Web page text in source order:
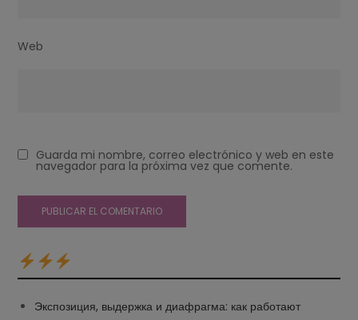
Web
Guarda mi nombre, correo electrónico y web en este
navegador para la próxima vez que comente.
Экспозиция, выдержка и диафрагма: как работают